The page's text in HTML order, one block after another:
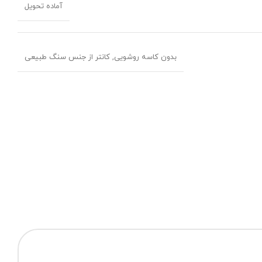
آماده تحویل
بدون کاسه روشویی, کانتر از جنس سنگ طبیعی